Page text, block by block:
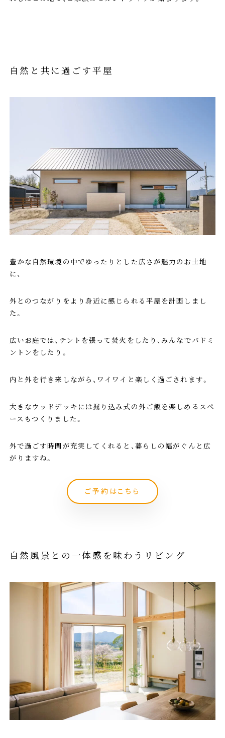
自然と共に過ごす平屋
豊かな自然環境の中でゆったりとした広さが魅力のお土地
に、
外とのつながりをより身近に感じられる平屋を計画しまし
た。
広いお庭では、テントを張って焚火をしたり、みんなでバドミ
ントンをしたり。
内と外を行き来しながら、ワイワイと楽しく過ごされます。
大きなウッドデッキには掘り込み式の外ご飯を楽しめるスペ
ースもつくりました。
外で過ごす時間が充実してくれると、暮らしの幅がぐんと広
がりますね。
ご予約はこちら
自然風景との一体感を味わうリビング